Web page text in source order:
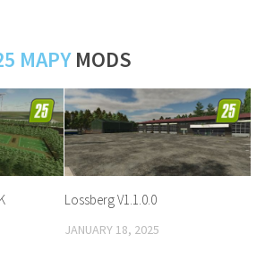
MAPYMODS
Lossberg V1.1.0.0
JANUARY 18, 2025